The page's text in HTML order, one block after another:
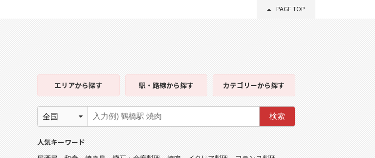
PAGE TOP
エリアから探す 駅・路線から探す カテゴリーから探す
検索
人気キーワード